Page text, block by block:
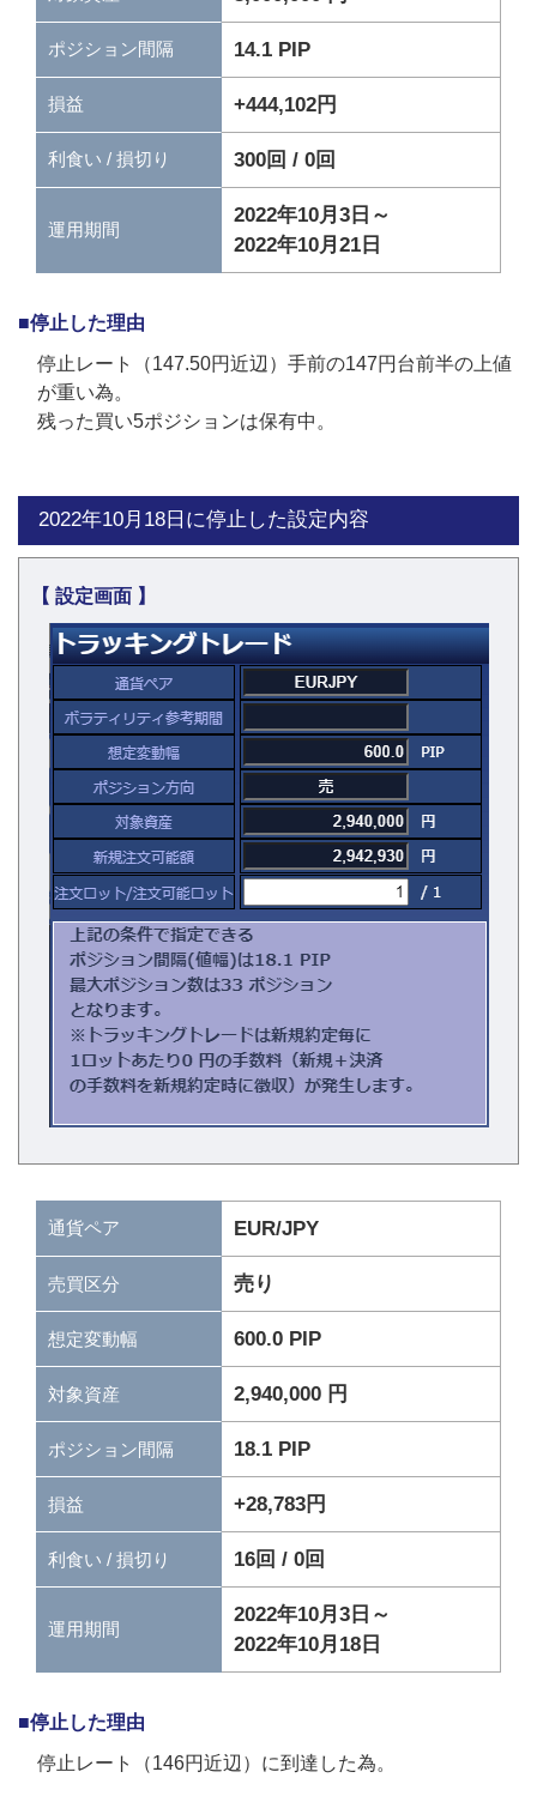
ポジション間隔 14.1 PIP
損益 +444,102円
利食い / 損切り 300回 / 0回
運用期間
2022年10月3日～
2022年10月21日
■停止した理由
停止レート（147.50円近辺）手前の147円台前半の上値
が重い為。
残った買い5ポジションは保有中。
2022年10月18日に停止した設定内容
【 設定画面 】
通貨ペア EUR/JPY
売買区分 売り
想定変動幅 600.0 PIP
対象資産 2,940,000 円
ポジション間隔 18.1 PIP
損益 +28,783円
利食い / 損切り 16回 / 0回
運用期間
2022年10月3日～
2022年10月18日
■停止した理由
停止レート（146円近辺）に到達した為。